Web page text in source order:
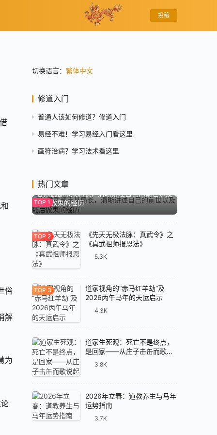
投稿
俗
解
为
切换语言： 繁体中文
修道入门
普通人该如何修道？修道入门
易经不难！学习易经入门看这里
画符治病？学习法术看这里
热门文章
8.0K
甘肃武都市某局长，清晰讲述自己的前世以及
死后做鬼的经历
《先天无极法脉：真武令》之
《真武祖师报恩法》
5.3K
道家视角的“赤马红羊劫”及
2026丙午马年的天运启示
4.3K
道家生死观：死亡不是终点，
是回家——从庄子击缶而歌说
3.8K
2026年立春：道教养生与马年
运势指南
3.7K